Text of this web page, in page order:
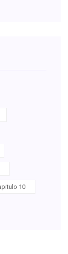
10